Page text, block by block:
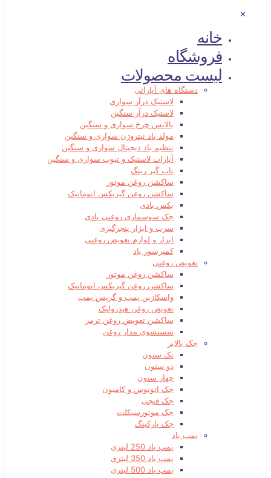
✕
خانه
فروشگاه
لیست محصولات
دستگاه های آپاراتی
لاستیک درآر سواری
لاستیک درآر سنگین
بالانس چرخ سواری و سنگین
مولد باد نیتروژن سواری و سنگین
تنظیم باد دیجیتال سواری و سنگین
آپارات لاستیک و تیوپ سواری و سنگین
تاب گیر رینگ
ساکشن روغن موتور
ساکشن روغن گیربکس اتوماتیک
بکس بادی
جک سوسماری روغنی بادی
سرب و ابزار پنچرگیری
ابزار و لوازم تعویض روغنی
کمپرسور باد
تعویض روغنی
ساکشن روغن موتور
ساکشن روغن گیربکس اتوماتیک
واسکازین پمپ و گریس پمپ
تعویض روغن هیدرولیک
ساکشن تعویض روغن ترمز
شستشوی مدار روغن
جک بالابر
تک ستون
دو ستون
چهار ستون
جک اتوبوس و کامیون
جک قیچی
جک موتورسیکلت
جک پارکینگ
پمپ باد
پمپ باد 250 لیتری
پمپ باد 350 لیتری
پمپ باد 500 لیتری